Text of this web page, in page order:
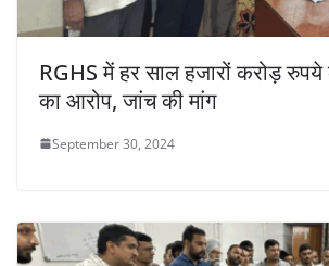
RGHS में हर साल हजारों करोड़ रुपये
का आरोप, जांच की मांग
September 30, 2024